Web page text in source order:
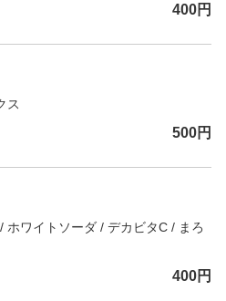
400円
ス
500円
ワイトソーダ / デカビタC / まろ
400円